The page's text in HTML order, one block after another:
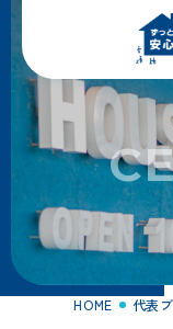
コ
テ
ン
ス
ナ
ゲ
ー
ン
HOME 代表